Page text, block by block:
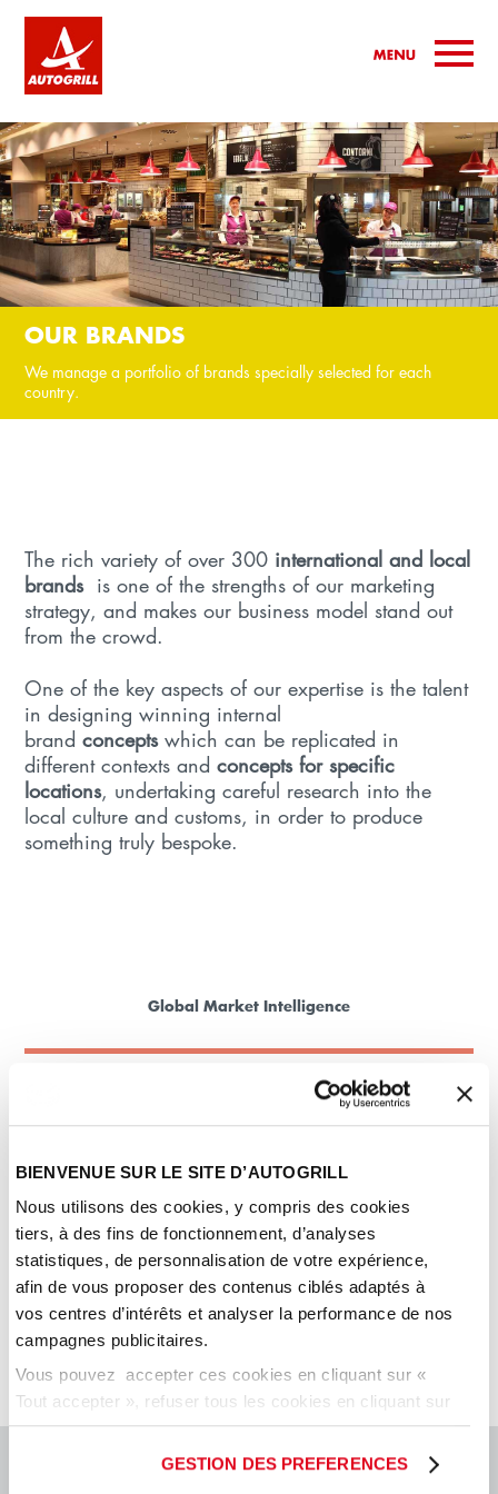
BIENVENUE SUR LE SITE D’AUTOGRILL
Nous utilisons des cookies, y compris des cookies
tiers, à des fins de fonctionnement, d’analyses
statistiques, de personnalisation de votre expérience,
afin de vous proposer des contenus ciblés adaptés à
vos centres d’intérêts et analyser la performance de nos
campagnes publicitaires.
Vous pouvez accepter ces cookies en cliquant sur «
Tout accepter », refuser tous les cookies en cliquant sur
« tout refuser » ou cliquer sur « Paramétrer les cookies
» pour gérer vos préférences.GESTION DES PREFERENCES
OUR BRANDS
We manage a portfolio of brands specially selected for each
country.
The rich variety of over 300 international and local
brandsis one of the strengths of our marketing
strategy, and makes our business model stand out
from the crowd.
One of the key aspects of our expertise is the talent
in designing winning internal
brandconceptswhich can be replicated in
different contexts andconcepts for specific
locations, undertaking careful research into the
local culture and customs, in order to produce
something truly bespoke.
Global Market Intelligence
Macro trends and need identifications (Customer and
Landlords)
Differentiated and modular approach to fill the gap
regionally/locally